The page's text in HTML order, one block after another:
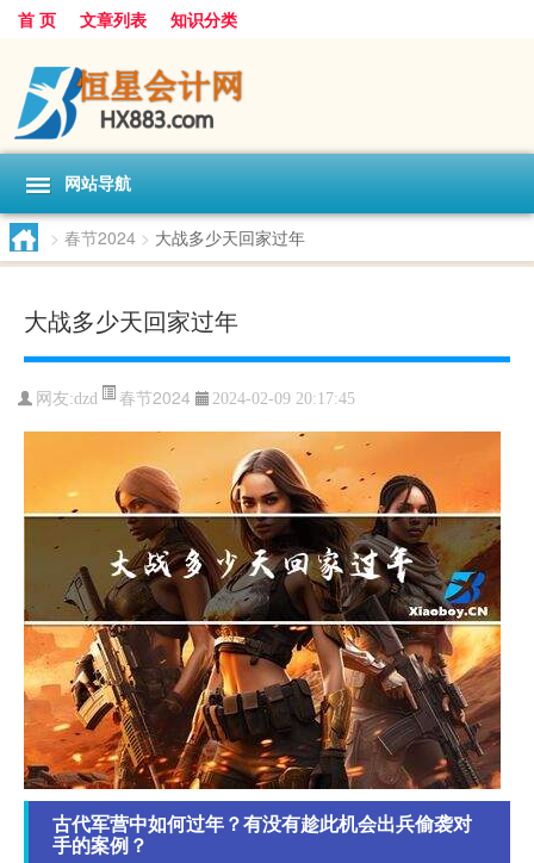
首 页 文章列表 知识分类
网站导航
> 春节2024 > 大战多少天回家过年
大战多少天回家过年
网友:dzd 春节2024 2024-02-09 20:17:45
古代军营中如何过年？有没有趁此机会出兵偷袭对
手的案例？